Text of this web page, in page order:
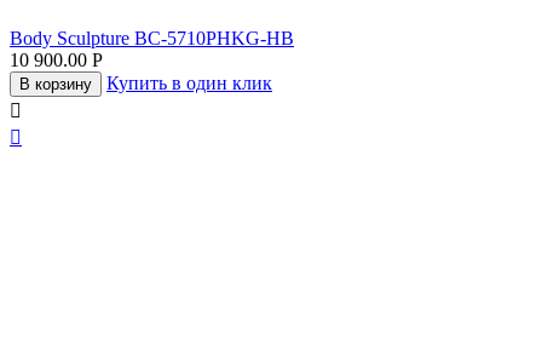
Body Sculpture BC-5710PHKG-HB
10 900.00 Р
В корзину
Купить в один клик

